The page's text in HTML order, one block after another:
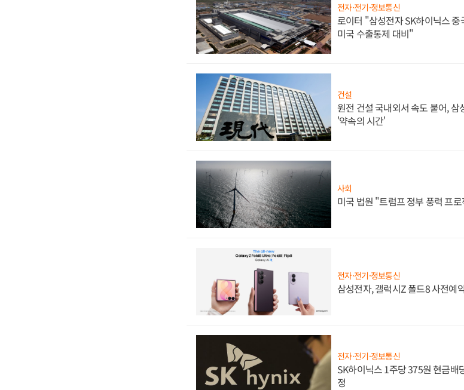
전자·전기·정보통신
로이터 "삼성전자 SK하이닉스
미국 수출통제 대비"
건설
원전 건설 국내외서 속도 붙어, 삼
'약속의 시간'
사회
미국 법원 "트럼프 정부 풍력 프
전자·전기·정보통신
삼성전자, 갤럭시Z 폴드8 사전예
전자·전기·정보통신
SK하이닉스 1주당 375원 현금배
정